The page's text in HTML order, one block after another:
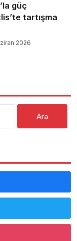
güç
tartışma
2026